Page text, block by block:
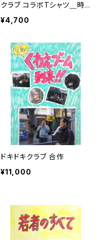
クラブ コラボTシャツ＿時
代に逆行せよ(蛍光赤)
¥4,700
ドキドキクラブ 合作
¥11,000